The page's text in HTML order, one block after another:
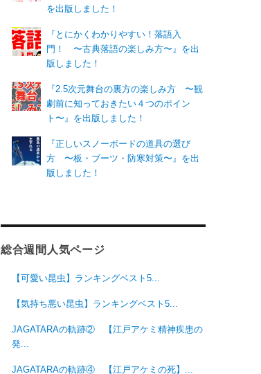
を出版しました！
『とにかくわかりやすい！落語入
門！ 〜古典落語の楽しみ方〜』を出
版しました！
『2.5次元舞台の裏方の楽しみ方 〜観
劇前に知っておきたい４つのポイン
ト〜』を出版しました！
『正しいスノーボードの道具の選び
方 〜板・ブーツ・防寒対策〜』を出
版しました！
総合週間人気ページ
【可愛い昆虫】ランキングベスト5...
【気持ち悪い昆虫】ランキングベスト5...
JAGATARAの軌跡② 【江戸アケミ精神疾患の
発...
JAGATARAの軌跡④ 【江戸アケミの死】...